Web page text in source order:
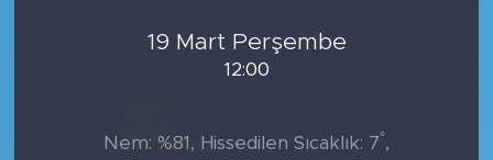
19 Mart Perşembe
12:00
Nem: %81, Hissedilen Sıcaklık: 7°,